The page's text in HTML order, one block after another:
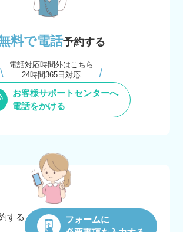
料で電話予約する
電話対応時間外はこちら
24時間365日対応
お客様サポートセンターへ
電話をかける
する
フォームに